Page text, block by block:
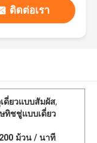
ติดต่อเรา
ดี่ยวแบบสัมผัส,
ทิชชู่แบบเดี่ยว
ม้วน / นาที